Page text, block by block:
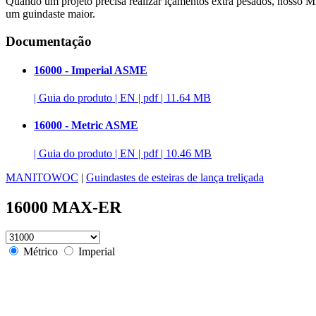
um guindaste maior.
Documentação
16000 - Imperial ASME
| Guia do produto | EN | pdf | 11.64 MB
16000 - Metric ASME
| Guia do produto | EN | pdf | 10.46 MB
MANITOWOC | Guindastes de esteiras de lança treliçada
16000 MAX-ER
Métrico Imperial